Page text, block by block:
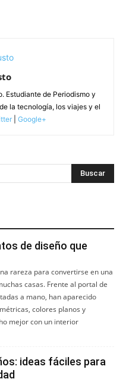
Estudiante de Periodismo y
la tecnología, los viajes y el
Google+
de diseño que
rareza para convertirse en una
casas. Frente al portal de
a mano, han aparecido
colores planos y
mejor con un interior
ideas fáciles para